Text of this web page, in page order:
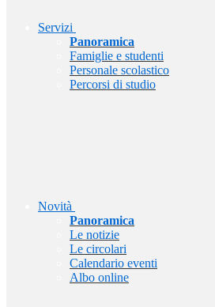
Servizi
Panoramica
Famiglie e studenti
Personale scolastico
Percorsi di studio
Novità
Panoramica
Le notizie
Le circolari
Calendario eventi
Albo online